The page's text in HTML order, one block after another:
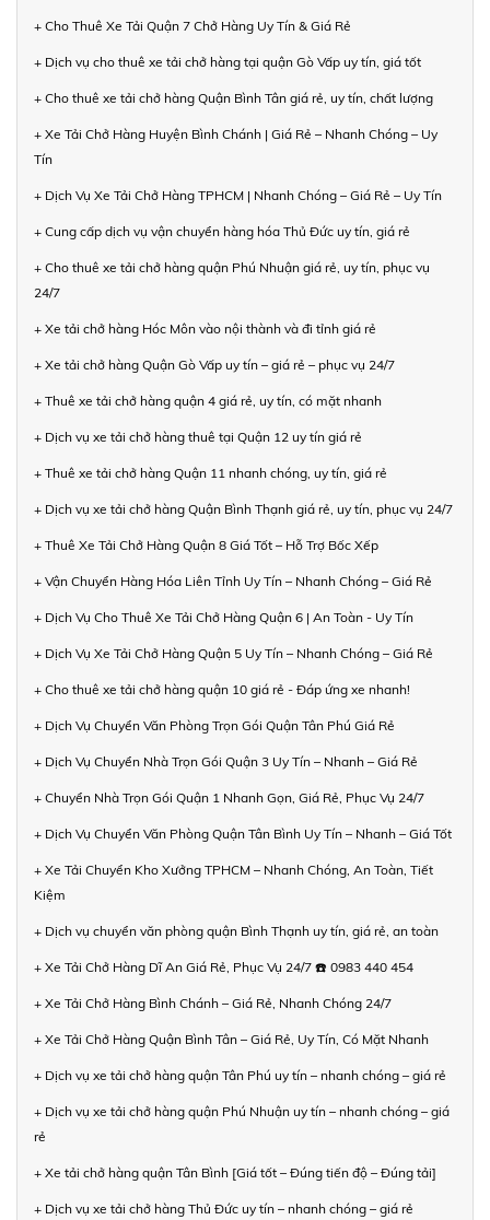
+ Cho Thuê Xe Tải Quận 7 Chở Hàng Uy Tín & Giá Rẻ
+ Dịch vụ cho thuê xe tải chở hàng tại quận Gò Vấp uy tín, giá tốt
+ Cho thuê xe tải chở hàng Quận Bình Tân giá rẻ, uy tín, chất lượng
+ Xe Tải Chở Hàng Huyện Bình Chánh | Giá Rẻ – Nhanh Chóng – Uy
Tín
+ Dịch Vụ Xe Tải Chở Hàng TPHCM | Nhanh Chóng – Giá Rẻ – Uy Tín
+ Cung cấp dịch vụ vận chuyển hàng hóa Thủ Đức uy tín, giá rẻ
+ Cho thuê xe tải chở hàng quận Phú Nhuận giá rẻ, uy tín, phục vụ
24/7
+ Xe tải chở hàng Hóc Môn vào nội thành và đi tỉnh giá rẻ
+ Xe tải chở hàng Quận Gò Vấp uy tín – giá rẻ – phục vụ 24/7
+ Thuê xe tải chở hàng quận 4 giá rẻ, uy tín, có mặt nhanh
+ Dịch vụ xe tải chở hàng thuê tại Quận 12 uy tín giá rẻ
+ Thuê xe tải chở hàng Quận 11 nhanh chóng, uy tín, giá rẻ
+ Dịch vụ xe tải chở hàng Quận Bình Thạnh giá rẻ, uy tín, phục vụ 24/7
+ Thuê Xe Tải Chở Hàng Quận 8 Giá Tốt – Hỗ Trợ Bốc Xếp
+ Vận Chuyển Hàng Hóa Liên Tỉnh Uy Tín – Nhanh Chóng – Giá Rẻ
+ Dịch Vụ Cho Thuê Xe Tải Chở Hàng Quận 6 | An Toàn - Uy Tín
+ Dịch Vụ Xe Tải Chở Hàng Quận 5 Uy Tín – Nhanh Chóng – Giá Rẻ
+ Cho thuê xe tải chở hàng quận 10 giá rẻ - Đáp ứng xe nhanh!
+ Dịch Vụ Chuyển Văn Phòng Trọn Gói Quận Tân Phú Giá Rẻ
+ Dịch Vụ Chuyển Nhà Trọn Gói Quận 3 Uy Tín – Nhanh – Giá Rẻ
+ Chuyển Nhà Trọn Gói Quận 1 Nhanh Gọn, Giá Rẻ, Phục Vụ 24/7
+ Dịch Vụ Chuyển Văn Phòng Quận Tân Bình Uy Tín – Nhanh – Giá Tốt
+ Xe Tải Chuyển Kho Xưởng TPHCM – Nhanh Chóng, An Toàn, Tiết
Kiệm
+ Dịch vụ chuyển văn phòng quận Bình Thạnh uy tín, giá rẻ, an toàn
+ Xe Tải Chở Hàng Dĩ An Giá Rẻ, Phục Vụ 24/7 ☎️ 0983 440 454
+ Xe Tải Chở Hàng Bình Chánh – Giá Rẻ, Nhanh Chóng 24/7
+ Xe Tải Chở Hàng Quận Bình Tân – Giá Rẻ, Uy Tín, Có Mặt Nhanh
+ Dịch vụ xe tải chở hàng quận Tân Phú uy tín – nhanh chóng – giá rẻ
+ Dịch vụ xe tải chở hàng quận Phú Nhuận uy tín – nhanh chóng – giá
rẻ
+ Xe tải chở hàng quận Tân Bình [Giá tốt – Đúng tiến độ – Đúng tải]
+ Dịch vụ xe tải chở hàng Thủ Đức uy tín – nhanh chóng – giá rẻ